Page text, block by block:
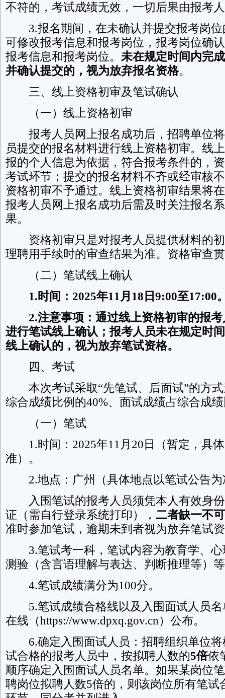
不符的，考试成绩无效，一切后果由报考
3.报名期间，在未确认并提交报考岗位
可修改报考信息和报考岗位，报考岗位确
报考信息和报考岗位。 未在规定时间内完成
并确认提交的，视为放弃报名资格。
三、线上资格初审及笔试确认
（一）线上资格初审
报考人员网上报名成功后，招聘单位将
员提交的报名材料进行线上资格初审。线
报的个人信息为依据，符合报考条件的，
考试环节；提交的报名材料不齐或经审核
资格初审不予通过。线上资格初审结果将
报考人员网上报名成功后需及时关注报名
果。
资格初审只是对报考人员提供材料的初
理聘用手续时的审查结果为准。资格审查
（二）笔试线上确认
1.时间：2025年11 月 18 日9:00至17:00
2.注意事项： 通过线上资格初审的报
进行笔试线上确认；报考人员未在规定时
线上确认的， 视为放弃笔试资格。
四、考试
本次考试采取“先笔试、后面试”的方式
综合成绩比例的40%、面试成绩占综合成
（一）笔试
1.时间：2025年11月20日（暂定，具体
准）。
2.地点：广州（具体地点以笔试公告为
入围笔试的报考人员须凭本人有效身份
证（需自行登录系统打印）， 二者缺一不可
准时参加笔试，逾期未到者视为放弃笔试
3.笔试考一科，笔试内容为教育学、心
测验（含言语理解与表达、判断推理等）
4.笔试成绩满分为100分。
5.笔试成绩合格线以及入围面试人员名
在线（https://www.dpxq.gov.cn）公布。
6.确定入围面试人员：招聘组织单位将
试合格的报考人员中，按拟聘人数的5倍依
顺序确定入围面试人员名单。如果某岗位
聘岗位拟聘人数5倍的，则该岗位所有笔试